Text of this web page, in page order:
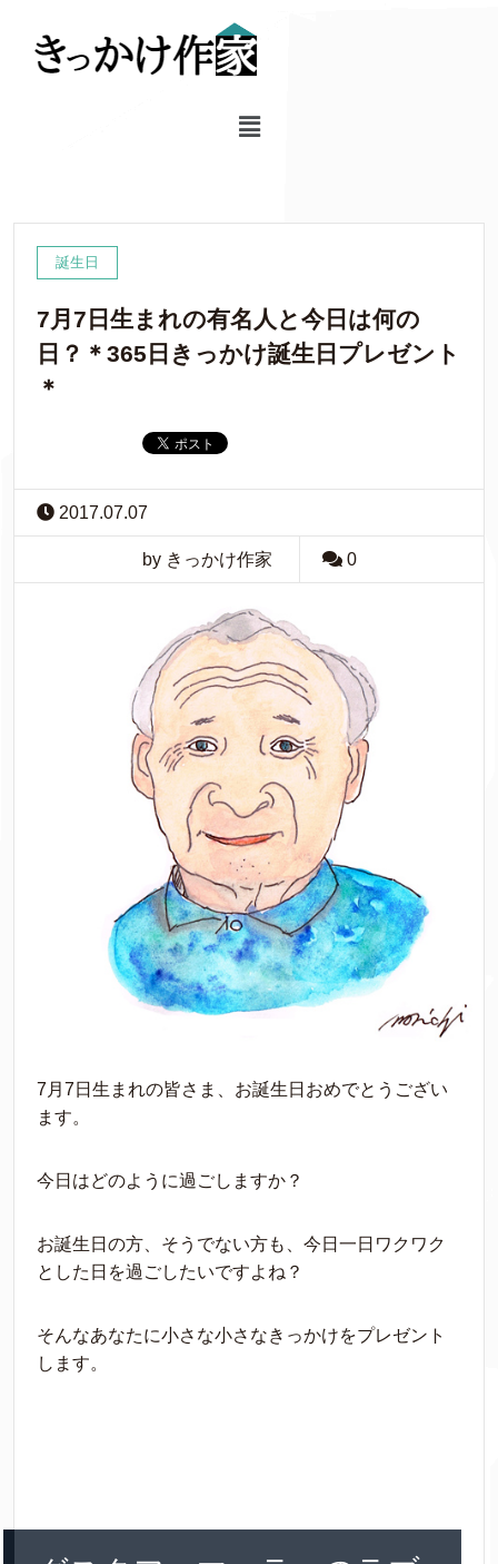
誕生日
7月7日生まれの有名人と今日は何の
日？＊365日きっかけ誕生日プレゼント
＊
2017.07.07
by きっかけ作家 0
7月7日生まれの皆さま、お誕生日おめでとうござい
ます。
今日はどのように過ごしますか？
お誕生日の方、そうでない方も、今日一日ワクワク
とした日を過ごしたいですよね？
そんなあなたに小さな小さなきっかけをプレゼント
します。